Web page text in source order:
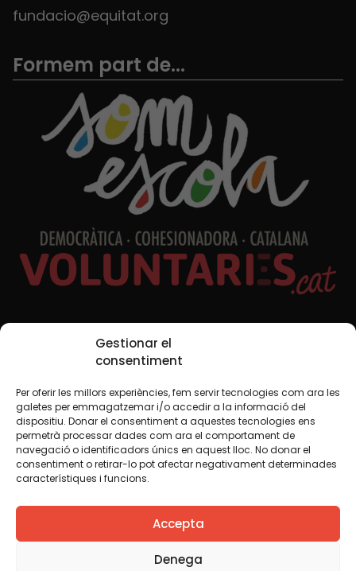
Gestionar el
consentiment
Per oferir les millors experiències, fem servir tecnologies com ara les
galetes per emmagatzemar i/o accedir a la informació del
dispositiu. Donar el consentiment a aquestes tecnologies ens
permetrà processar dades com ara el comportament de
navegació o identificadors únics en aquest lloc. No donar el
consentiment o retirar-lo pot afectar negativament determinades
característiques i funcions.
Accepta
Denega
fundacio@equitat.org
Formem part de...
Xarxes Socials
TWT YTB IG FB IN
Avís legalPolítica de cookies
Creiem que el coneixement s’ha de compartir. Per això
fem servir una llicència Creative Commons, llevat que en
algun material indiquem el contrari. Us animem a copiar,
redistribuir, remesclar o transformar i crear els continguts